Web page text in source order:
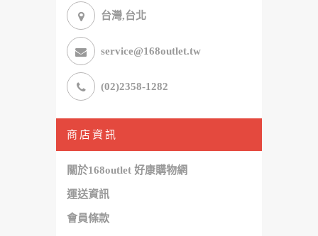
台灣,台北
service@168outlet.tw
(02)2358-1282
商店資訊
關於168outlet 好康購物網
運送資訊
會員條款